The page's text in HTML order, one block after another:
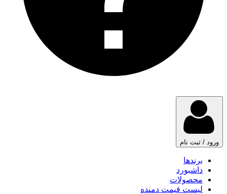
ورود / ثبت نام
برندها
داشبورد
محصولات
لیست قیمت دمنده